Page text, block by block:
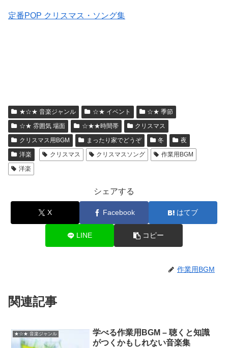
定番POP クリスマス・ソング集
★☆★ 音楽ジャンル ☆★ イベント
☆★ 季節
☆★ 雰囲気 場面
☆★★時間帯
クリスマス
クリスマス用BGM
まったり家でどうぞ 冬
夜
洋楽
クリスマス クリスマスソング
作業用BGM
洋楽
シェアする
X Facebook はてブ
LINE コピー
作業用BGM
関連記事
★☆★ 音楽ジャンル
学べる作業用BGM – 聴くと知識
がつくかもしれない音楽集